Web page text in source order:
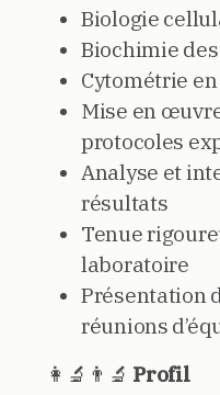
Biologie
Biochimie
Cytométrie en
Mise en
protocoles
Analyse et
résultats
Tenue
laboratoire
Présentation
réunions
👩‍🔬👨‍🔬 Profil